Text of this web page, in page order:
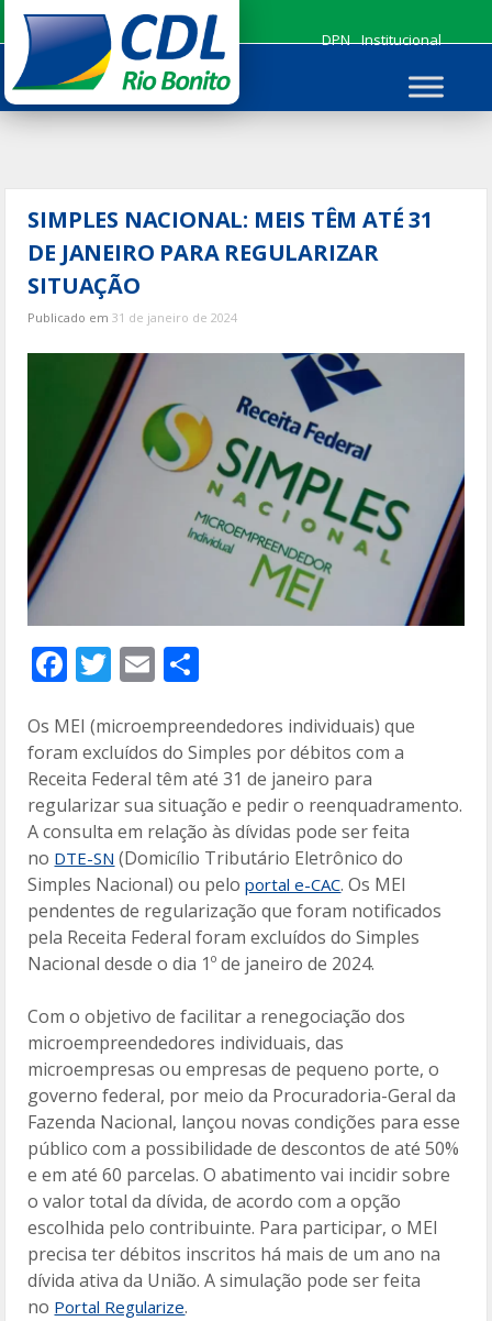
para
conteúdo
DPN Institucional
SIMPLES NACIONAL: MEIS TÊM ATÉ 31
DE JANEIRO PARA REGULARIZAR
SITUAÇÃO
Publicado em31 de janeiro de 2024
F
ac
e
b
o
o
k
T
w
itt
er
E
m
ai
l
m
p
ar
til
h
ar
Os MEI (microempreendedores individuais) que
foram excluídos do Simples por débitos com a
Receita Federal têm até 31 de janeiro para
regularizar sua situação e pedir o reenquadramento.
A consulta em relação às dívidas pode ser feita
no DTE-SN (Domicílio Tributário Eletrônico do
Simples Nacional) ou peloportal e-CAC. Os MEI
pendentes de regularização que foram notificados
pela Receita Federal foram excluídos do Simples
Nacional desde o dia 1º de janeiro de 2024.
Com o objetivo de facilitar a renegociação dos
microempreendedores individuais, das
microempresas ou empresas de pequeno porte, o
governo federal, por meio da Procuradoria-Geral da
Fazenda Nacional, lançou novas condições para esse
público com a possibilidade de descontos de até 50%
e em até 60 parcelas. O abatimento vai incidir sobre
o valor total da dívida, de acordo com a opção
escolhida pelo contribuinte. Para participar, o MEI
precisa ter débitos inscritos há mais de um ano na
dívida ativa da União. A simulação pode ser feita
no Portal Regularize.